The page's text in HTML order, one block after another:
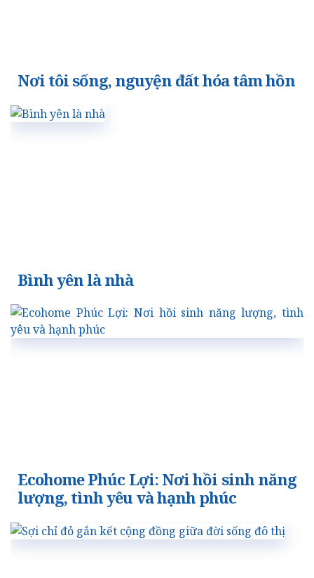
Nơi tôi sống, nguyện đất hóa tâm hồn
Bình yên là nhà
Ecohome Phúc Lợi: Nơi hồi sinh năng
lượng, tình yêu và hạnh phúc